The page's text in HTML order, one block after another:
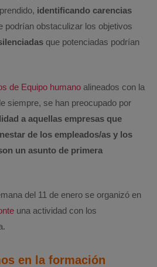
identificando carencias
podrían obstaculizar los objetivos
que potenciadas podrían
de Equipo humano alineados con la
siempre, se han preocupado por
a aquellas empresas que
de los empleados/as y los
un asunto de primera
del 11 de enero se organizó en
una actividad con los
en la formación